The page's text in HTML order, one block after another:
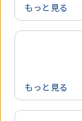
もっと見る
もっと見る